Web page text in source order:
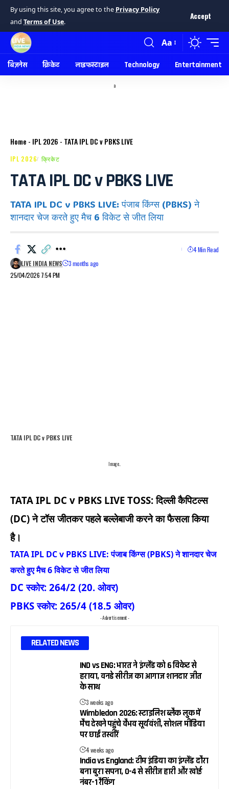
By using this site, you agree to the Privacy Policy
and Terms of Use.
Accept
Aa
बिज़नेस क्रिकेट लाइफस्टाइल Technology Entertainment
a
Home - IPL 2026 - TATA IPL DC v PBKS LIVE
IPL 2026 क्रिकेट
TATA IPL DC v PBKS LIVE
TATA IPL DC v PBKS LIVE: पंजाब किंग्स (PBKS) ने
शानदार चेज करते हुए मैच 6 विकेट से जीत लिया
25/04/2026 7:54 PM
LIVE INDIA NEWS 3 months ago
4 Min Read
TATA IPL DC v PBKS LIVE
Image..
TATA IPL DC v PBKS LIVE TOSS: दिल्ली कैपिटल्स
(DC) ने टॉस जीतकर पहले बल्लेबाजी करने का फैसला किया
है।
TATA IPL DC v PBKS LIVE: पंजाब किंग्स (PBKS) ने शानदार चेज
करते हुए मैच 6 विकेट से जीत लिया
DC स्कोर: 264/2 (20. ओवर)
PBKSस्कोर: 265/4 (18.5 ओवर)
- Advertisement -
RELATED NEWS
IND vs ENG: भारत ने इंग्लैंड को 6 विकेट से
हराया, वनडे सीरीज का आगाज शानदार जीत
के साथ
3 weeks ago
Wimbledon 2026: स्टाइलिश ब्लैक लुक में
मैच देखने पहुंचे वैभव सूर्यवंशी, सोशल मीडिया
पर छाईं तस्वीरें
4 weeks ago
India vs England: टीम इंडिया का इंग्लैंड दौरा
बना बुरा सपना, 0-4 से सीरीज हारी और खोई
नंबर-1 रैंकिंग